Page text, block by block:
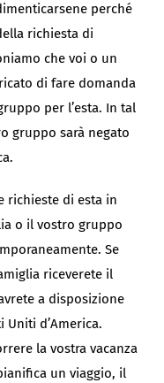
perché
richiesta di
che voi o un
di fare domanda
per l’esta. In tal
gruppo sarà negato
richieste di esta in
o il vostro gruppo
Se
riceverete il
a disposizione
d’America.
la vostra vacanza
un viaggio, il